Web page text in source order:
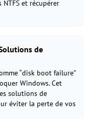
et récupérer
de
“disk boot failure”
Windows. Cet
solutions de
éviter la perte de vos